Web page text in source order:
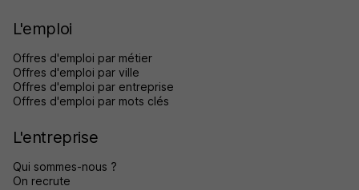
L'emploi
Offres d'emploi par métier
Offres d'emploi par ville
Offres d'emploi par entreprise
Offres d'emploi par mots clés
L'entreprise
Qui sommes-nous ?
On recrute